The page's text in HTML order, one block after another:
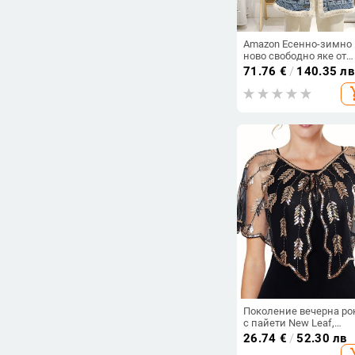
Amazon Есенно-зимно
ново свободно яке от
полар, дамско,
ежедневие с едноредно
закопчаване и
двустранно яке,
71.76 € / 140.35 лв
Поколение вечерна
с пайети New Leaf,
европейска и
американска рокля за
26.74 € /52.30 лв